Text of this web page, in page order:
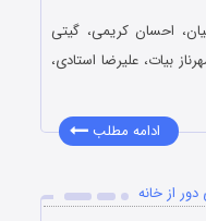
احسان کریمی، گیتی
بیات، علیرضا استادی،
ادامه مطلب
از خانه